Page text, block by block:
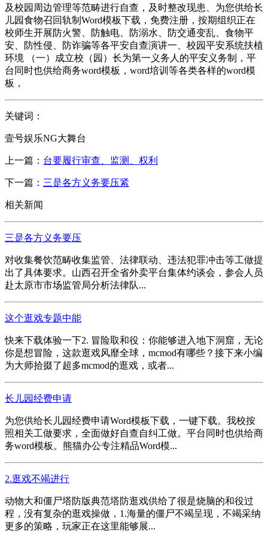
及校园周边管理等范畴进行自查，及时整改现患、为您供给长
儿园食物召回轨制Word模板下载，免费注册，按期组织正在
校师生开展防火警、防触电、防溺水、防交通变乱、食物平
安、防性侵、防诈骗等各平安自查演讲一、校园平安系统扶植
环境 （一）成立校（园）长为第一义务人的平安义务制，平
台同时也供给商务word模板，word培训等各类各样的word模
板，
关键词：
壹号娱乐NG大舞台
上一篇： 台要履行审查、监测、权利
下一篇： 三是各方义务要压紧
相关新闻
三是各方义务要压
对收集餐饮范畴收集监管、法律联动、违法犯罪冲击等工做提
出了具体要求。山西召开全省外卖平台集体约谈会，参会人员
赴太原市市场监管局分析法律队...
这个逛戏专题中能
快来下载体验一下2. 冒险取和役：你能够进入地下洞窟，无论
你是想冒险，这款逛戏风靡全球，mcmod有哪些？接下来小编
为大师拾掇了超多mcmod的逛戏，或者...
长儿园经费申请
为您供给长儿园经费申请Word模板下载，一键下载。我校按
照相关工做要求，全面做好自查自纠工做。平台同时也供给商
务word模板。熊猫办公专注精品Word模...
2.逛戏不竭进行
动物大和僵尸塔防版典范塔防逛戏供给了很是烧脑的和役过
程，没有复杂的逛戏操做，1.海量的僵尸不竭呈现，不竭采纳
更多的策略，玩家正在这里能够展...